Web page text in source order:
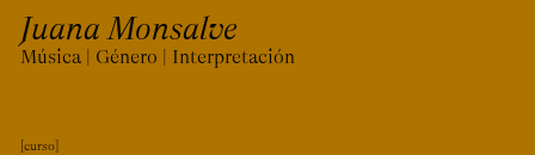
Juana Monsalve
Música | Género | Interpretación
curso